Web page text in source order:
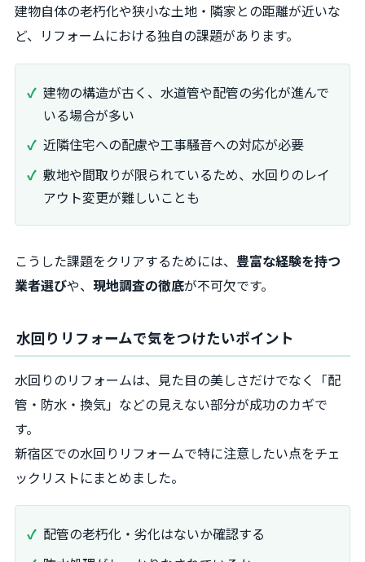
建物自体の老朽化や狭小な土地・隣家との距離が近いな
ど、リフォームにおける独自の課題があります。
建物の構造が古く、水道管や配管の劣化が進んで
いる場合が多い
近隣住宅への配慮や工事騒音への対応が必要
敷地や間取りが限られているため、水回りのレイ
アウト変更が難しいことも
こうした課題をクリアするためには、 豊富な経験を持つ
業者選びや、 現地調査の徹底が不可欠です。
水回りリフォームで気をつけたいポイント
水回りのリフォームは、見た目の美しさだけでなく「配
管・防水・換気」などの見えない部分が成功のカギで
す。
新宿区での水回りリフォームで特に注意したい点をチェ
ックリストにまとめました。
配管の老朽化・劣化はないか確認する